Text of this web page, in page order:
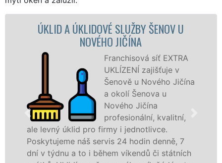
ÚKLIDOVÁ SLUŽBA A ČINNOSTI ŠENOV
NOVÉHO JIČÍNA
Naše společnost
UKLÍZENÍ poskytuje v
Šenově u Nového
veškeré profesionální
úklidové služby NON-
STOP. Levné úklidové
služby nabízíme pro všechny obchodní
společnosti, státní podniky, ale i
v celém Moravskoslezském kraji s jistotou